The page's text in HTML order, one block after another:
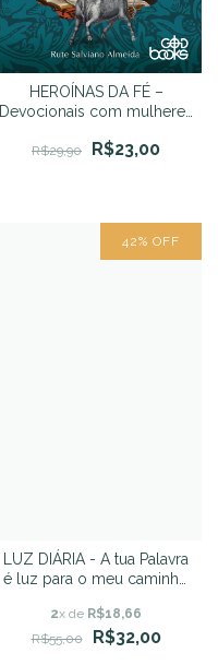
HEROÍNAS DA FÉ –
Devocionais com mulheres
da igreja
R$29,90 R$23,00
42% OFF
LUZ DIÁRIA - A tua Palavra
é luz para o meu caminho
2x de R$18,66
R$55,00
R$32,00